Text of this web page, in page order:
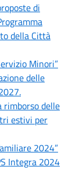
di
della Città
Minori”
delle
rimborso delle
estivi per
2024”
Integra 2024